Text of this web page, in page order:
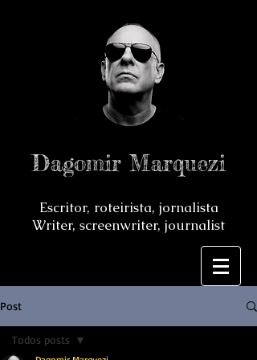
Dagomir Marquezi
Escritor, roteirista, jornalista
Writer, screenwriter, journalist
Post
Todos posts